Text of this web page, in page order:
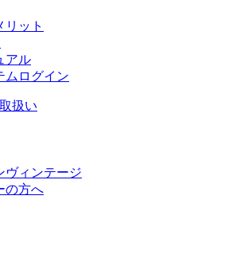
リット
アル
ムログイン
扱い
ヴィンテージ
の方へ